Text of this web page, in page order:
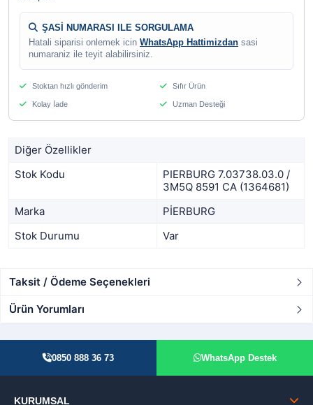
ŞASİ NUMARASI ILE SORGULAMA
Hatali siparisi onlemek icin WhatsApp Hattimizdan sasi
numaraniz ile teyit alabilirsiniz.
Stoktan hızlı gönderim Sıfır Ürün
Kolay İade Uzman Desteği
Diğer Özellikler
Stok Kodu
PIERBURG 7.03738.03.0 /
3M5Q 8591 CA (1364681)
Marka
PİERBURG
Stok Durumu
Var
Taksit / Ödeme Seçenekleri
Ürün Yorumları
0850 888 36 73 WhatsApp Destek
KURUMSAL